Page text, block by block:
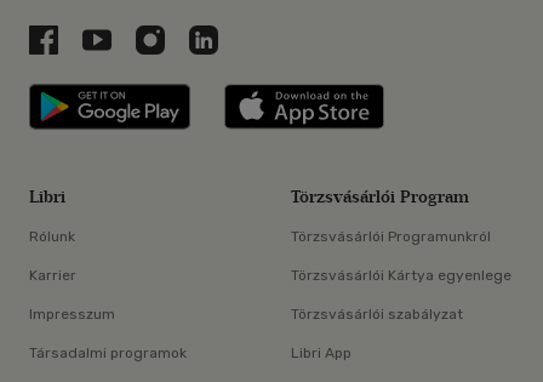
Libri a Facebookon
Libri a Youtube-on
Libri az Instagramon
Libri a LinkedInen
Libri applikáció Szerezd meg: Google
Libri
Rólunk
Karrier
Impresszum
Társadalmi programok
Törzsvásárlói Program
Törzsvásárlói Programunkról
Törzsvásárlói Kártya egyenlege
Törzsvásárlói szabályzat
Libri App